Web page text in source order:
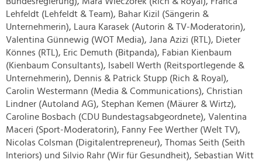
Lehfeldt (Lehfeldt & Team), Bahar Kizil (Sängerin &
Unternehmerin), Laura Karasek (Autorin & TV-Moderatorin),
Valentina Günnewig (WOT Media), Jana Azizi (RTL), Dieter
Könnes (RTL), Eric Demuth (Bitpanda), Fabian Kienbaum
(Kienbaum Consultants), Isabell Werth (Reitsportlegende &
Unternehmerin), Dennis & Patrick Stupp (Rich & Royal),
Carolin Westermann (Media & Communications), Christian
Lindner (Autoland AG), Stephan Kemen (Mäurer & Wirtz),
Caroline Bosbach (CDU Bundestagsabgeordnete), Valentina
Maceri (Sport-Moderatorin), Fanny Fee Werther (Welt TV),
Nicolas Colsman (Digitalentrepreneur), Thomas Seith (Seith
Interiors) und Silvio Rahr (Wir für Gesundheit), Sebastian Witt